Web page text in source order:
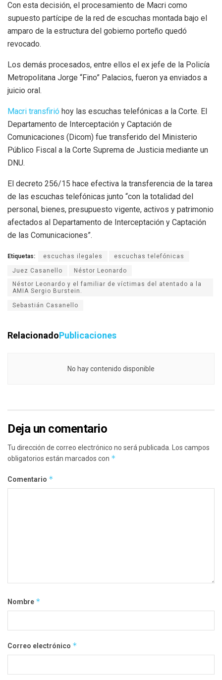
Con esta decisión, el procesamiento de Macri como
supuesto partícipe de la red de escuchas montada bajo el
amparo de la estructura del gobierno porteño quedó
revocado.
Los demás procesados, entre ellos el ex jefe de la Policía
Metropolitana Jorge “Fino” Palacios, fueron ya enviados a
juicio oral.
Macri transfirió hoy las escuchas telefónicas a la Corte. El
Departamento de Interceptación y Captación de
Comunicaciones (Dicom) fue transferido del Ministerio
Público Fiscal a la Corte Suprema de Justicia mediante un
DNU.
El decreto 256/15 hace efectiva la transferencia de la tarea
de las escuchas telefónicas junto “con la totalidad del
personal, bienes, presupuesto vigente, activos y patrimonio
afectados al Departamento de Interceptación y Captación
de las Comunicaciones”.
Etiquetas: escuchas ilegales escuchas telefónicas
Juez Casanello
Néstor Leonardo
Néstor Leonardo y el familiar de víctimas del atentado a la
AMIA Sergio Burstein.
Sebastián Casanello
RelacionadoPublicaciones
No hay contenido disponible
Deja un comentario
Tu dirección de correo electrónico no será publicada. Los campos
obligatorios están marcados con *
Comentario *
Nombre *
Correo electrónico *